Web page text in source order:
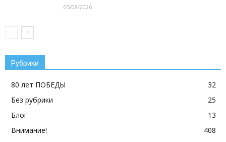
05/08/2026
Рубрики
80 лет ПОБЕДЫ
32
Без рубрики
25
Блог
13
Внимание!
408